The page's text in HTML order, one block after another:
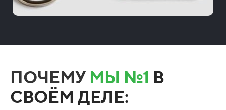
ПОЧЕМУ МЫ №1 В
СВОЁМ ДЕЛЕ: